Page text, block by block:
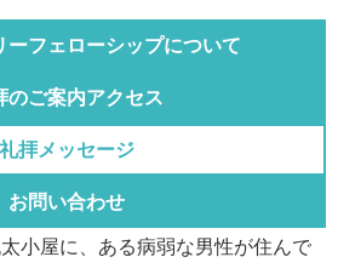
ーフェローシップについて
のご案内アクセス
礼拝メッセージ
お問い合わせ
小屋に、ある病弱な男性が住んで